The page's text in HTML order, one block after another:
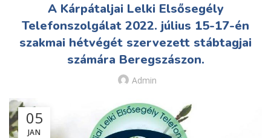
A Kárpátaljai Lelki Elsősegély
Telefonszolgálat 2022. július 15-17-én
szakmai hétvégét szervezett stábtagjai
számára Beregszászon.
Admin
05
JAN